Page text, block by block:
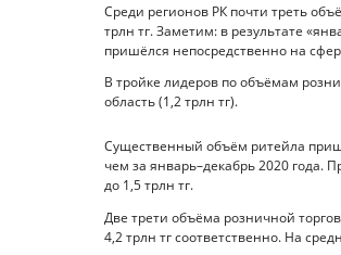
Среди регионов РК почти треть
трлн тг. Заметим: в результате
пришёлся непосредственно на
В тройке лидеров по объёмам
область (1,2 трлн тг).
Существенный объём ритейла
чем за январь–декабрь 2020 года.
до 1,5 трлн тг.
Две трети объёма розничной
4,2 трлн тг соответственно. На